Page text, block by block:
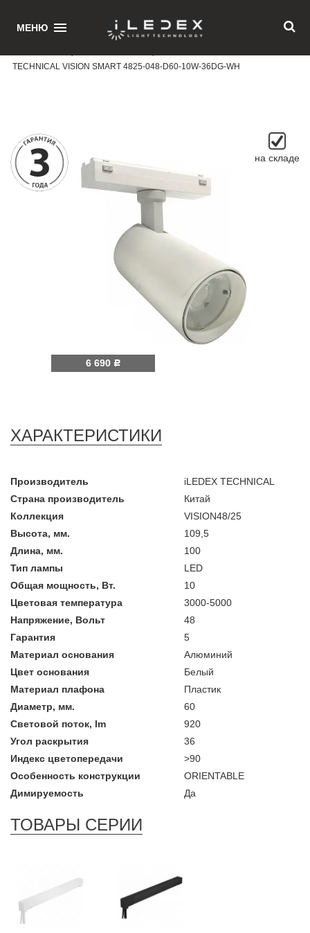
МЕНЮ
TECHNICAL VISION SMART 4825-048-D60-10W-36DG-WH
на складе
6 690 Р
ХАРАКТЕРИСТИКИ
Производитель
iLEDEX TECHNICAL
Страна производитель
Китай
Коллекция
VISION48/25
Высота, мм.
109,5
Длина, мм.
100
Тип лампы
LED
Общая мощность, Вт.
10
Цветовая температура
3000-5000
Напряжение, Вольт
48
Гарантия
5
Материал основания
Алюминий
Цвет основания
Белый
Материал плафона
Пластик
Диаметр, мм.
60
Световой поток, lm
920
Угол раскрытия
36
Индекс цветопередачи
>90
Особенность конструкции
ORIENTABLE
Димируемость
Да
ТОВАРЫ СЕРИИ